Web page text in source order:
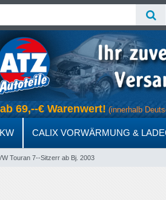
ab 69,--€ Warenwert!(innerhalb
CALIX VORWÄRMUNG &
Touran 7--Sitzerr ab Bj. 2003